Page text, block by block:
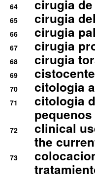
64 cirugia
65 cirugia
66 cirugia
67 cirugia
68 cirugia
69
70 citologia
71
citologia
72
clinical
the
73